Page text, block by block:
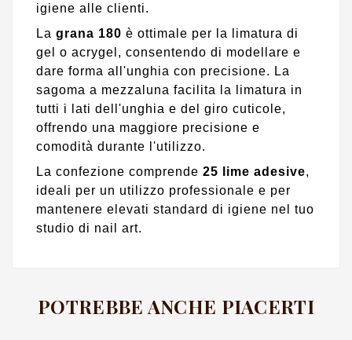
igiene alle clienti.
La grana 180 è ottimale per la limatura di
gel o acrygel, consentendo di modellare e
dare forma all'unghia con precisione. La
sagoma a mezzaluna facilita la limatura in
tutti i lati dell'unghia e del giro cuticole,
offrendo una maggiore precisione e
comodità durante l'utilizzo.
La confezione comprende 25 lime adesive,
ideali per un utilizzo professionale e per
mantenere elevati standard di igiene nel tuo
studio di nail art.
POTREBBE ANCHE PIACERTI